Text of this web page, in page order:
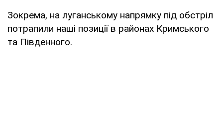
Зокрема, на луганському напрямку під обстріл
потрапили наші позиції в районах Кримського
та Південного.